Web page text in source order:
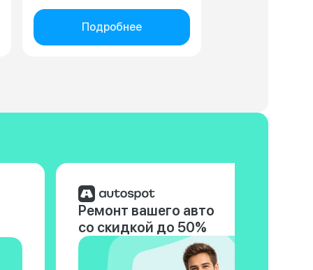
Подробнее
Ремонт вашего авто
со скидкой до 50%